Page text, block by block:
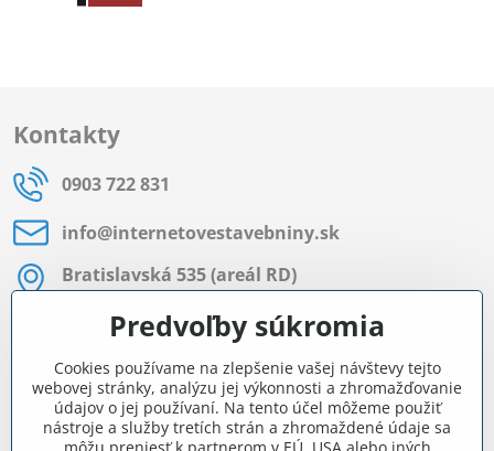
Kontakty
0903 722 831
info​@internetovestavebniny​.sk
Bratislavská 535 (areál RD)
Most pri Bratislave
Pon - Pia 8:00 - 11:30 a 12:15 - 15:30
Facebook
Predvoľby súkromia
Cookies používame na zlepšenie vašej návštevy tejto
webovej stránky, analýzu jej výkonnosti a zhromažďovanie
údajov o jej používaní. Na tento účel môžeme použiť
nástroje a služby tretích strán a zhromaždené údaje sa